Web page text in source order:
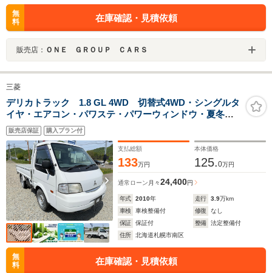
無
料
在庫確認・見積依頼
販売店： ＯＮＥ ＧＲＯＵＰ ＣＡＲＳ
三菱
デリカトラック 1.8 GL 4WD 切替式4WD・シングルタ
イヤ・エアコン・パワステ・パワーウィンドウ・夏冬タ
イヤ新品
販売店保証 購入プラン付
支払総額
133万円
本体価格
125.0万円
通常ローン 月々24,400円
年式 2010年 走行 3.9万km
車検
車検整備付 修復
なし
保証
保証付 整備
法定整備付
住所
北海道札幌市南区
無
料
在庫確認・見積依頼